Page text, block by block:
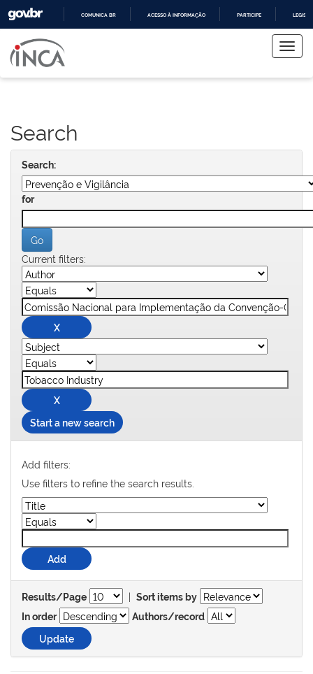
COMUNICA BR ACESSO À INFORMAÇÃO PARTICIPE
navigation
Search
Search:
for
Current filters:
Start a new search
Add filters:
Use filters to refine the search results.
Results/Page | Sort items by
In order
Authors/record